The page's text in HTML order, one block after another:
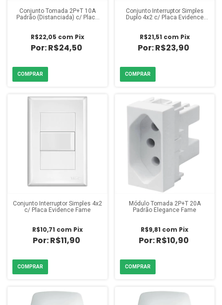
Conjunto Tomada 2P+T 10A
Padrão (Distanciada) c/ Placa
R$24,50
R$22,05 com Pix
Conjunto Interruptor Simples
Duplo 4x2 c/ Placa Evidence
R$23,90
R$21,51 com Pix
Conjunto Interruptor Simples 4x2
c/ Placa Evidence Fame
R$11,90
R$10,71 com Pix
Módulo Tomada 2P+T 20A
Padrão Elegance Fame
R$10,90
R$9,81 com Pix